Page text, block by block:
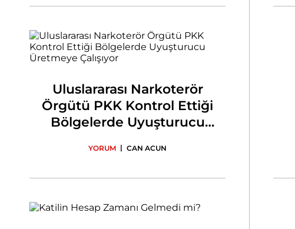
Uluslararası Narkoterör
Örgütü PKK Kontrol Ettiği
Bölgelerde Uyuşturucu
YORUM | CAN ACUN